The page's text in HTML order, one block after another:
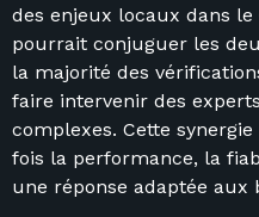
des enjeux locaux dans
pourrait conjuguer les
la majorité des
faire intervenir des
complexes. Cette
fois la performance, la
une réponse adaptée aux